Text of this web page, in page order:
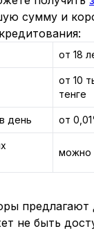
сумму и
от 18
от 10
тенге
день от
можно
не быть